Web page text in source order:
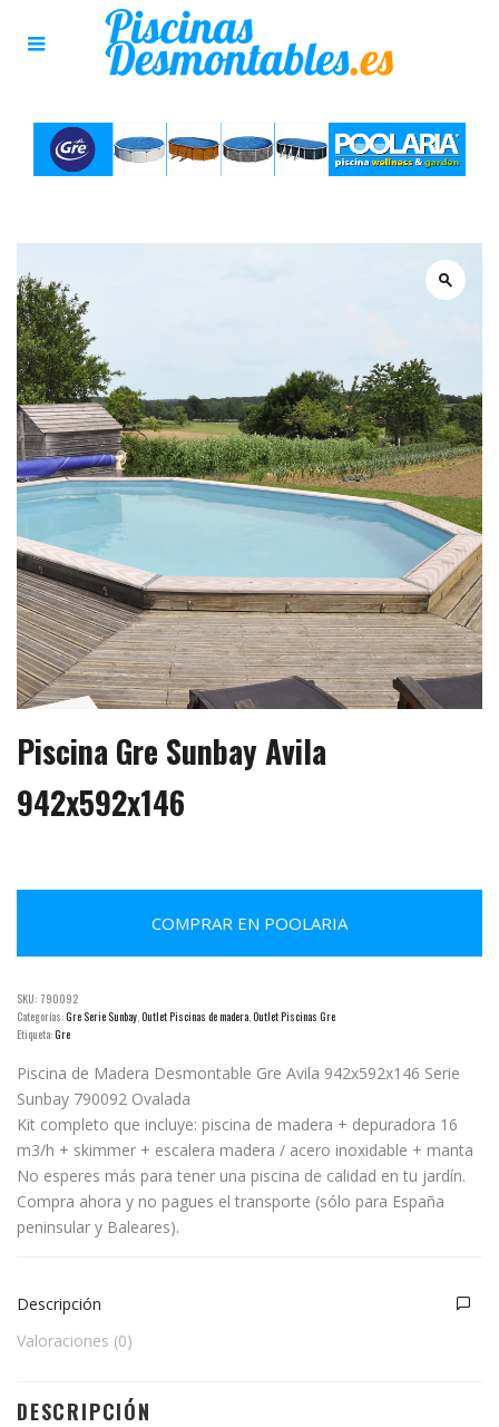
Piscina Gre Sunbay Avila
942x592x146
Piscina de Madera Desmontable Gre Avila 942x592x146 Serie
Sunbay 790092 Ovalada
Kit completo que incluye: piscina de madera + depuradora 16
m3/h + skimmer + escalera madera / acero inoxidable + manta
No esperes más para tener una piscina de calidad en tu jardín.
Compra ahora y no pagues el transporte (sólo para España
peninsular y Baleares).
COMPRAR EN POOLARIA
SKU: 790092
Categorías:Gre Serie Sunbay Outlet Piscinas de madera Outlet Piscinas Gre
Etiqueta:Gre
Descripción
Valoraciones (0)
DESCRIPCIÓN